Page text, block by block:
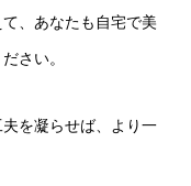
、あなたも自宅で美
さい。
を凝らせば、より一